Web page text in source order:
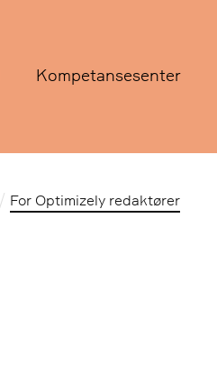
Kompetansesenter
For Optimizely redaktører